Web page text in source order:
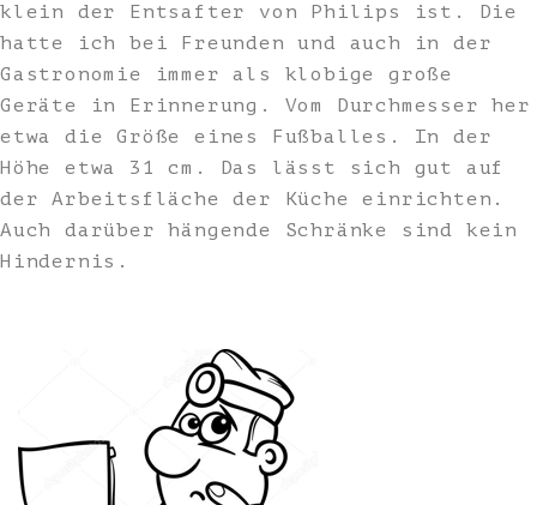
klein der Entsafter von Philips ist. Die
hatte ich bei Freunden und auch in der
Gastronomie immer als klobige große
Geräte in Erinnerung. Vom Durchmesser her
etwa die Größe eines Fußballes. In der
Höhe etwa 31 cm. Das lässt sich gut auf
der Arbeitsfläche der Küche einrichten.
Auch darüber hängende Schränke sind kein
Hindernis.